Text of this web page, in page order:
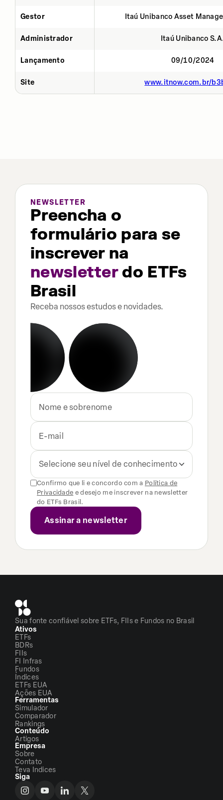
Gestor Itaú Unibanco Asset
Administrador Itaú Unibanco
Lançamento 09/10/2024
Site www.itnow.com.br/
NEWSLETTER
Preencha o
formulário para se
inscrever na
newsletterdo ETFs
Brasil
Receba nossos estudos e novidades.
Selecione seu nível de conhecimento
Confirmo que li e concordo com a Política de
Privacidade e desejo me inscrever na newsletter
do ETFs Brasil.
Sua fonte confiável sobre ETFs, FIIs e Fundos no Brasil
Ativos
ETFs
BDRs
FIIs
FI Infras
Fundos
Índices
ETFs EUA
Ações EUA
Ferramentas
Simulador
Comparador
Rankings
Conteúdo
Artigos
Empresa
Sobre
Contato
Teva Indices
Siga